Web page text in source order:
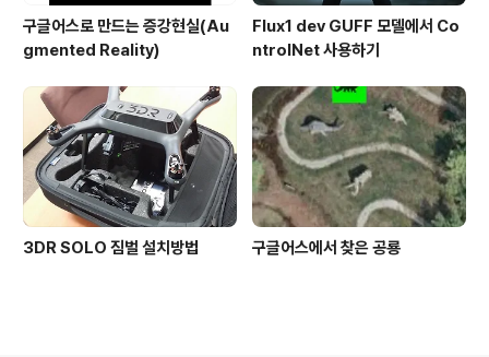
구글어스로 만드는 증강현실(Au
gmented Reality)
Flux1 dev GUFF 모델에서 Co
ntrolNet 사용하기
3DR SOLO 짐벌 설치방법 구글어스에서 찾은 공룡